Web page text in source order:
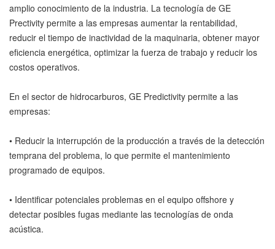
amplio conocimiento de la industria. La tecnología de GE
Prectivity permite a las empresas aumentar la rentabilidad,
reducir el tiempo de inactividad de la maquinaria, obtener mayor
eficiencia energética, optimizar la fuerza de trabajo y reducir los
costos operativos.
En el sector de hidrocarburos, GE Predictivity permite a las
empresas:
• Reducir la interrupción de la producción a través de la detección
temprana del problema, lo que permite el mantenimiento
programado de equipos.
• Identificar potenciales problemas en el equipo offshore y
detectar posibles fugas mediante las tecnologías de onda
acústica.